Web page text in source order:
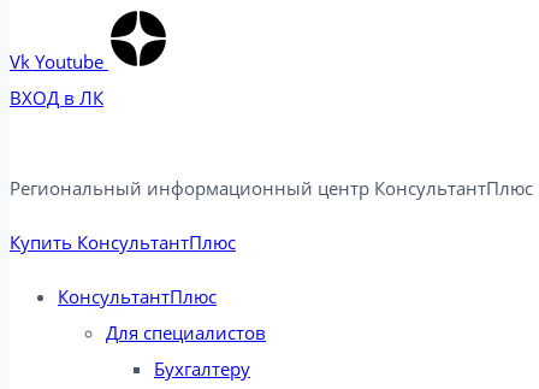
Vk Youtube
ВХОД в ЛК
Региональный информационный центр КонсультантПлюс
Купить КонсультантПлюс
КонсультантПлюс
Для специалистов
Бухгалтеру